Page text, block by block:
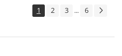
1 2 3 ... 6